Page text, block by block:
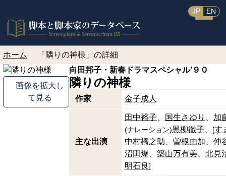
JP EN
ホーム 「隣りの神様」の詳細
画像を拡大し
て見る
向田邦子・新春ドラマスペシャル’９０
隣りの神様
作家 金子成人
主な出演
田中裕子 国生さゆり 加
(ナレーション)黒柳徹子 [す
中村橋之助
曽根由加
仲
沼田爆
築山万有美
北見
明石良 ]